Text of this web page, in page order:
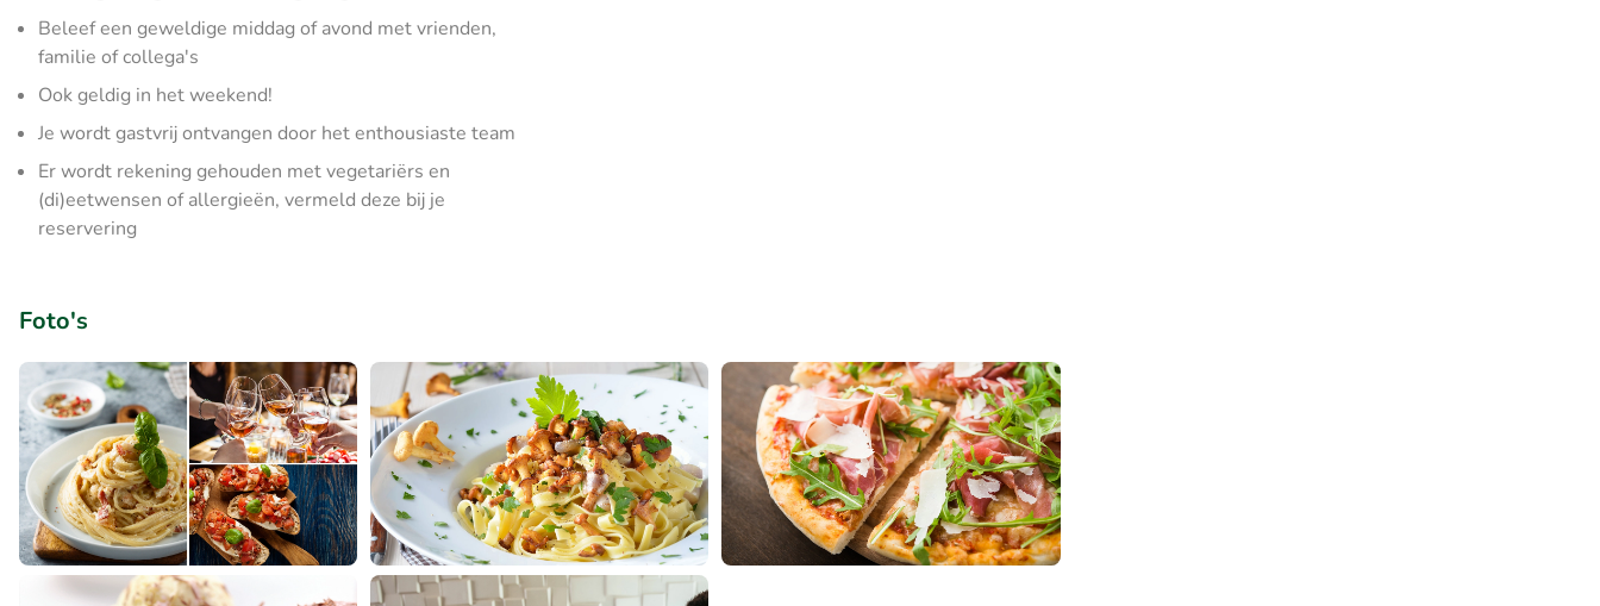
Beleef een geweldige middag of avond met vrienden,
familie of collega's
Ook geldig in het weekend!
Je wordt gastvrij ontvangen door het enthousiaste team
Er wordt rekening gehouden met vegetariërs en
(di)eetwensen of allergieën, vermeld deze bij je
reservering
Foto's